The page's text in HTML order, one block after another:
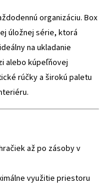
organizáciu. Box
úložnej série, ktorá
na ukladanie
alebo kúpeľňovej
rúčky a širokú paletu
až po zásoby v
využitie priestoru